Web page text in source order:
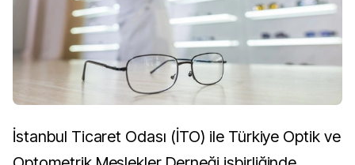
İstanbul Ticaret Odası (İTO) ile Türkiye Optik ve